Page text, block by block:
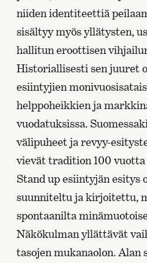
niiden identiteettiä
sisältyy myös yllätysten,
hallitun eroottisen
Historiallisesti sen juuret
esiintyjien
helppoheikkien ja
vuodatuksissa.
välipuheet ja revyy-
vievät tradition 100 vuotta
Stand up esiintyjän esitys
suunniteltu ja kirjoitettu,
spontaanilta
Näkökulman yllättävät
tasojen mukanaolon. Alan